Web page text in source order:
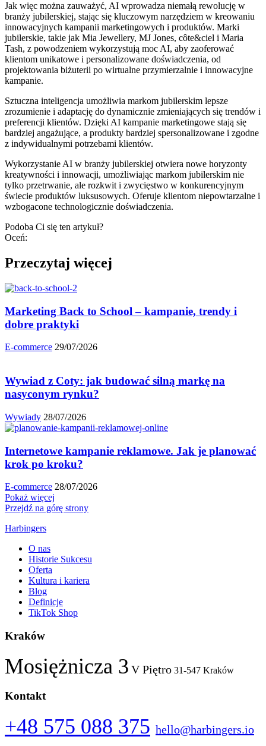
Jak więc można zauważyć, AI wprowadza niemałą rewolucję w
branży jubilerskiej, stając się kluczowym narzędziem w kreowaniu
innowacyjnych kampanii marketingowych i produktów. Marki
jubilerskie, takie jak Mia Jewellery, MJ Jones, côte&ciel i Maria
Tash, z powodzeniem wykorzystują moc AI, aby zaoferować
klientom unikatowe i personalizowane doświadczenia, od
projektowania biżuterii po wirtualne przymierzalnie i innowacyjne
kampanie.
Sztuczna inteligencja umożliwia markom jubilerskim lepsze
zrozumienie i adaptację do dynamicznie zmieniających się trendów i
preferencji klientów. Dzięki AI kampanie marketingowe stają się
bardziej angażujące, a produkty bardziej spersonalizowane i zgodne
z indywidualnymi potrzebami klientów.
Wykorzystanie AI w branży jubilerskiej otwiera nowe horyzonty
kreatywności i innowacji, umożliwiając markom jubilerskim nie
tylko przetrwanie, ale rozkwit i zwycięstwo w konkurencyjnym
świecie produktów luksusowych. Oferuje klientom niepowtarzalne i
wzbogacone technologicznie doświadczenia.
Podoba Ci się ten artykuł?
Oceń:
Przeczytaj więcej
Marketing Back to School – kampanie, trendy i
dobre praktyki
E-commerce 29/07/2026
Wywiad z Coty: jak budować silną markę na
nasyconym rynku?
Wywiady 28/07/2026
Internetowe kampanie reklamowe. Jak je planować
krok po kroku?
E-commerce 28/07/2026
Pokaż więcej
Przejdź na górę strony
Harbingers
O nas
Historie Sukcesu
Oferta
Kultura i kariera
Blog
Definicje
TikTok Shop
Kraków
Mosiężnicza 3 V Piętro 31-547 Kraków
Kontakt
+48 575 088 375 hello@harbingers.io